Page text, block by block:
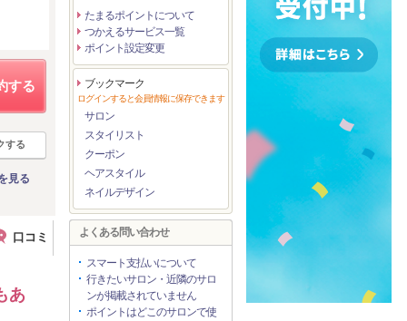
する
する
見る
口コミ
あ
たまるポイントについて
つかえるサービス一覧
ポイント設定変更
ブックマーク
ログインすると会員情報に保存できます
サロン
スタイリスト
クーポン
ヘアスタイル
ネイルデザイン
よくある問い合わせ
スマート支払いについて
行きたいサロン・近隣のサロ
ンが掲載されていません
ポイントはどこのサロンで使